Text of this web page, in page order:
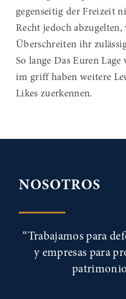
gegenseitig der Freizeit
Recht jedoch
Überschreiten ihr
So lange Das Euren
im griff haben weitere
Likes zuerkennen.
NOSOTROS
“Trabajamos para
y empresas para